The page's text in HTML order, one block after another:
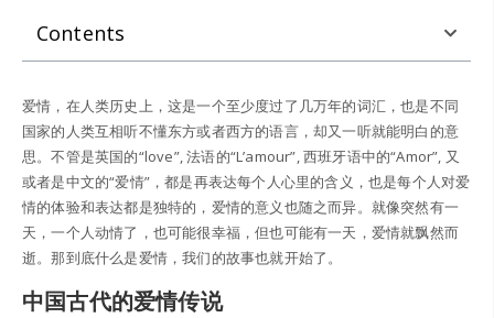
Contents
爱情，在人类历史上，这是一个至少度过了几万年的词汇，也是不同
国家的人类互相听不懂东方或者西方的语言，却又一听就能明白的意
思。不管是英国的“love”, 法语的“L’amour”, 西班牙语中的“Amor”, 又
或者是中文的“爱情”，都是再表达每个人心里的含义，也是每个人对爱
情的体验和表达都是独特的，爱情的意义也随之而异。就像突然有一
天，一个人动情了，也可能很幸福，但也可能有一天，爱情就飘然而
逝。那到底什么是爱情，我们的故事也就开始了。
中国古代的爱情传说